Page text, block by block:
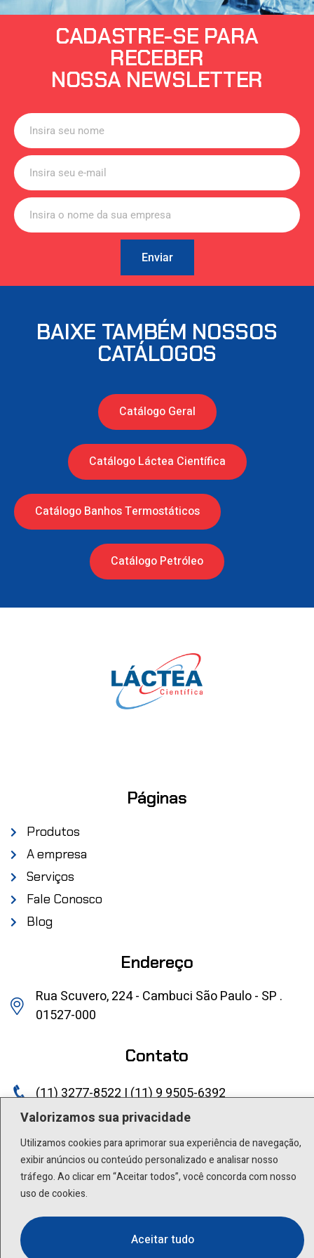
Valorizamos sua privacidade
Utilizamos cookies para aprimorar sua experiência de navegação,
exibir anúncios ou conteúdo personalizado e analisar nosso
tráfego. Ao clicar em “Aceitar todos”, você concorda com nosso
uso de cookies.
Aceitar tudo
CADASTRE-SE PARA
RECEBER
NOSSA NEWSLETTER
Enviar
BAIXE TAMBÉM NOSSOS
CATÁLOGOS
Catálogo Geral
Catálogo Láctea Científica
Catálogo Banhos Termostáticos
Catálogo Petróleo
Páginas
Produtos
A empresa
Serviços
Fale Conosco
Blog
Endereço
Rua Scuvero, 224 - Cambuci São Paulo - SP .
01527-000
Contato
(11) 3277-8522 | (11) 9 9505-6392
lactea@lactea.com.br
Social